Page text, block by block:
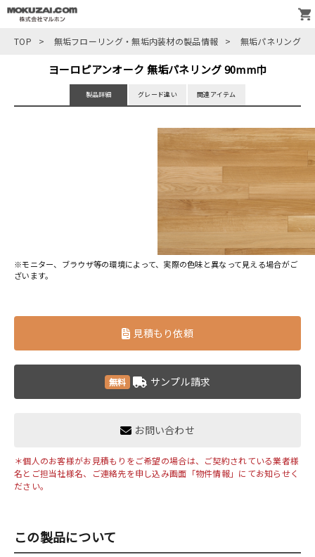
TOP > 無垢フローリング・無垢内装材の製品情報 > 無垢パネリング
ヨーロピアンオーク 無垢パネリング 90mm巾
製品詳細 グレード違い 関連アイテム
※モニター、ブラウザ等の環境によって、実際の色味と異なって見える場合がご
ざいます。
見積もり依頼
無料 サンプル請求
お問い合わせ
＊個人のお客様がお見積もりをご希望の場合は、ご契約されている業者様
名とご担当社様名、ご連絡先を申し込み画面「物件情報」にてお知らせく
ださい。
この製品について